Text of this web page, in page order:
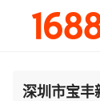
深圳市宝丰